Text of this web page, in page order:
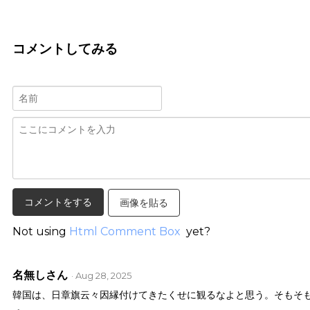
コメントしてみる
画像を貼る
Not using Html Comment Box yet?
名無しさん · Aug 28, 2025
韓国は、日章旗云々因縁付けてきたくせに観るなよと思う。そもそ